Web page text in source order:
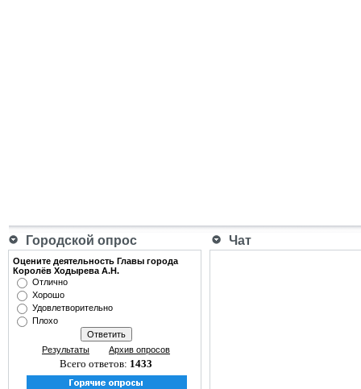
Городской опрос Чат
Оцените деятельность Главы города
Королёв Ходырева А.Н.
Отлично
Хорошо
Удовлетворительно
Плохо
Результаты Архив опросов
Всего ответов: 1433